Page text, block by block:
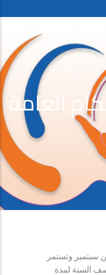
العامة
سبتمبر وتستمر
السنة لمدة